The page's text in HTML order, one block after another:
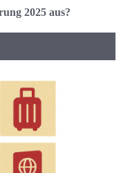
2025 aus?